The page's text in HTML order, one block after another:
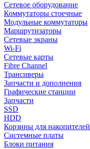
Сетевое оборудование
Коммутаторы стоечные
Модульные коммутаторы
Маршрутизаторы
Сетевые экраны
Wi-Fi
Сетевые карты
Fibre Channel
Трансиверы
Запчасти и дополнения
Графические станции
Запчасти
SSD
HDD
Корзины для накопителей
Системные платы
Блоки питания